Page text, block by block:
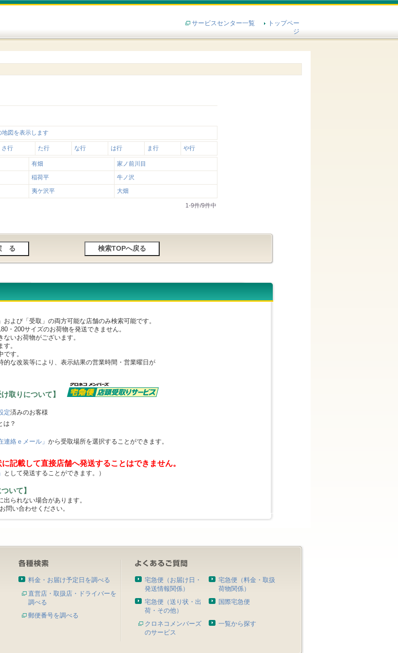
サービスセンター一覧
トップペー
ジ
図を表示します
さ行 た行 な行 は行 ま行 や行
有畑
家ノ前川目
稲荷平
牛ノ沢
夷ケ沢平 大畑
1-9件/9件中
よび「受取」の両方可能な店舗のみ検索可能です。
200サイズのお荷物を発送できません。
いお荷物がございます。
。
す。
な改装等により、表示結果の営業時間・営業曜日が
け取りについて】
定済みのお客様
は？
連絡ｅメール」 から受取場所を選択することができます。
記載して直接店舗へ発送することはできません。
として発送することができます。）
いて】
られない場合があります。
問い合わせください。
料金・お届け予定日を調べる
直営店・取扱店・ドライバーを
調べる
郵便番号を調べる
宅急便（お届け日・
発送情報関係）
宅急便（料金・取扱
荷物関係）
宅急便（送り状・出
荷・その他）
国際宅急便
クロネコメンバーズ
のサービス
一覧から探す